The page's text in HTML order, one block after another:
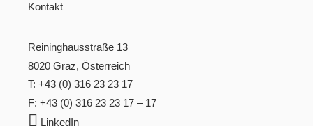
Kontakt
Reininghausstraße 13
8020 Graz, Österreich
T: +43 (0) 316 23 23 17
F: +43 (0) 316 23 23 17 – 17
 LinkedIn